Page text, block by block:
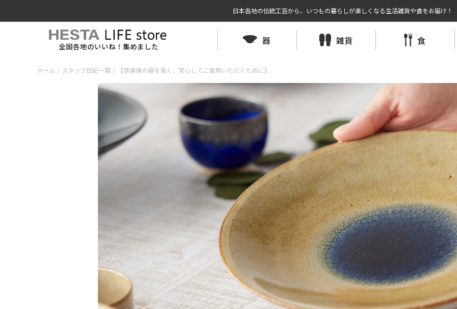
日本各地の伝統工芸から、いつもの暮らしが楽しくなる生活雑貨や食をお届け！
全国各地のいいね！集めました 器 雑貨 食
ホーム / スタッフ日記一覧 / 【信楽焼の器を長く、安心してご愛用いただくために】